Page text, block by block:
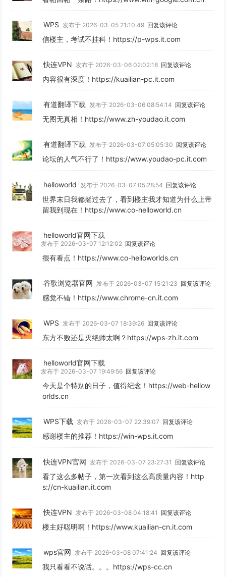
WPS 发布于 2026-03-05 21:10:49 回复该评论
信楼主，考试不挂科！https://p-wps.it.com
快连VPN 发布于 2026-03-06 02:02:18 回复该评论
内容很有深度！https://kuailian-pc.it.com
有道翻译下载 发布于 2026-03-06 08:54:14 回复该评论
无图无真相！https://www.zh-youdao.it.com
有道翻译下载 发布于 2026-03-07 05:05:30 回复该评论
论坛的人气不行了！https://www.youdao-pc.it.com
helloworld 发布于 2026-03-07 05:28:54 回复该评论
世界末日我都挺过去了，看到楼主我才知道为什么上帝
留我到现在！https://www.co-helloworld.cn
helloworld官网下载
发布于 2026-03-07 12:12:02 回复该评论
很有看点！https://www.co-helloworlds.cn
谷歌浏览器官网 发布于 2026-03-07 15:21:23 回复该评论
感觉不错！https://www.chrome-cn.it.com
WPS 发布于 2026-03-07 18:39:26 回复该评论
东方不败还是灭绝师太啊？https://wps-zh.it.com
helloworld官网下载
发布于 2026-03-07 19:49:56 回复该评论
今天是个特别的日子，值得纪念！https://web-hellow
orlds.cn
WPS下载 发布于 2026-03-07 22:39:07 回复该评论
感谢楼主的推荐！https://win-wps.it.com
快连VPN官网 发布于 2026-03-07 23:27:31 回复该评论
看了这么多帖子，第一次看到这么高质量内容！http
s://cn-kuailian.it.com
快连VPN 发布于 2026-03-08 04:18:41 回复该评论
楼主好聪明啊！https://www.kuailian-cn.it.com
wps官网 发布于 2026-03-08 07:41:24 回复该评论
我只看看不说话。。。https://wps-cc.cn